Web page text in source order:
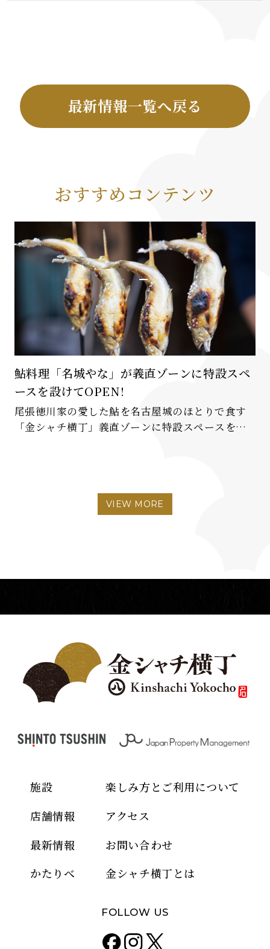
最新情報一覧へ戻る
おすすめコンテンツ
鮎料理「名城やな」が義直ゾーンに特設スペ
ースを設けてOPEN!
尾張徳川家の愛した鮎を名古屋城のほとりで食す
「金シャチ横丁」義直ゾーンに特設スペースを設
VIEW MORE
施設
楽しみ方とご利用について
店舗情報
アクセス
最新情報
お問い合わせ
かたりべ
金シャチ横丁とは
FOLLOW US